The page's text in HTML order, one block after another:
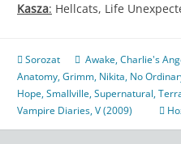
Kasza: Hellcats, Life
Sorozat Awake,Charlie's
Anatomy,Grimm, Nikita, No
Hope,Smallville,Supernatural,
Vampire Diaries,V (2009)